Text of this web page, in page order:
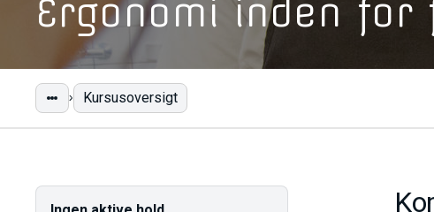
Ergonomi inden
Kursusoversigt